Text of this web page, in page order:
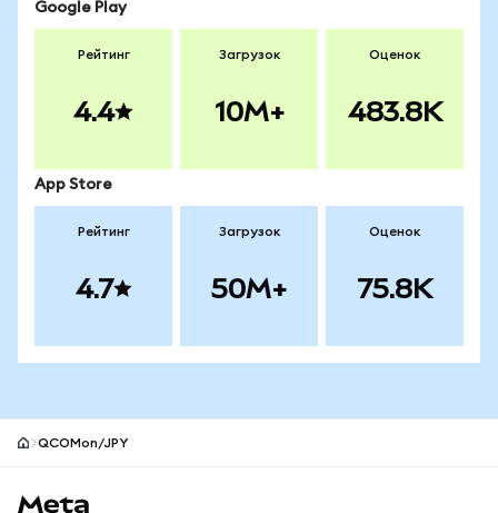
Google Play
Рейтинг
4.4
Загрузок
10M+
Оценок
483.8K
App Store
Рейтинг
4.7
Загрузок
50M+
Оценок
75.8K
QCOMon/JPY